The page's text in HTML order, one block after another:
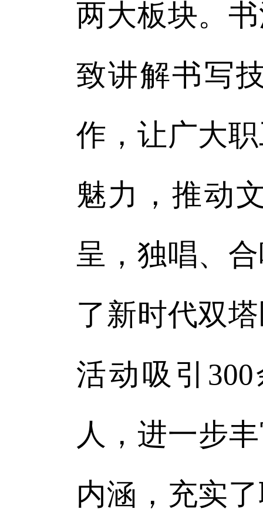
两大板块。
致讲解书写
作，让广大
魅力，推动
呈，独唱、
了新时代双
活动吸引
人，进一步
内涵，充实